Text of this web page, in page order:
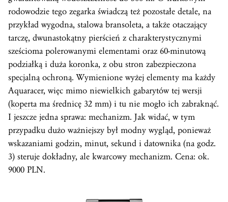
rodowodzie tego zegarka świadczą też pozostałe detale, na
przykład wygodna, stalowa bransoleta, a także otaczający
tarczę, dwunastokątny pierścień z charakterystycznymi
sześcioma polerowanymi elementami oraz 60-minutową
podziałką i duża koronka, z obu stron zabezpieczona
specjalną ochroną. Wymienione wyżej elementy ma każdy
Aquaracer, więc mimo niewielkich gabarytów tej wersji
(koperta ma średnicę 32 mm) i tu nie mogło ich zabraknąć.
I jeszcze jedna sprawa: mechanizm. Jak widać, w tym
przypadku dużo ważniejszy był modny wygląd, ponieważ
wskazaniami godzin, minut, sekund i datownika (na godz.
3) steruje dokładny, ale kwarcowy mechanizm. Cena: ok.
9000 PLN.